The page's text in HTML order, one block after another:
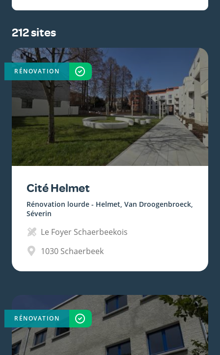
212 sites
Cité Helmet
Rénovation lourde - Helmet, Van Droogenbroeck,
Séverin
Le Foyer Schaerbeekois
1030 Schaerbeek
RÉNOVATION TERMINÉ
RÉNOVATION TERMINÉ